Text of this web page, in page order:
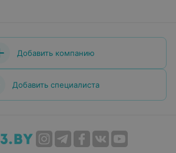
Добавить компанию
Добавить специалиста